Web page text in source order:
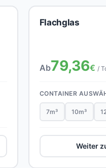
Flachglas
Ab79,36€ /
CONTAINER
7m³ 10m³
Weiter